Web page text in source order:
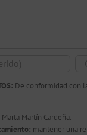
De conformidad con
Marta Martín Cardeña.
mantener una